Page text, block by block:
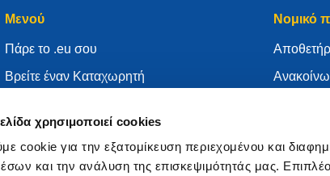
χρησιμοποιεί cookies
cookie για την εξατομίκευση περιεχομένου και
και την ανάλυση της επισκεψιμότητάς μας.
Μενού
Πάρε το .eu σου
Βρείτε έναν Καταχωρητή
Κέντρο γνώσεων
Σχετικά με τη EURid
Νομικό
Πολιτική